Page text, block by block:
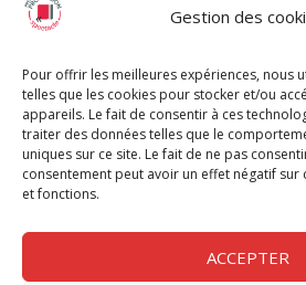
Gestion des
Pour offrir les meilleures expériences, nous
telles que les cookies pour stocker et/ou
appareils. Le fait de consentir à ces
traiter des données telles que le
uniques sur ce site. Le fait de ne pas
consentement peut avoir un effet négatif
et fonctions.
ACCEPTER
Chèque Intermittents
Chèque Compta
Chèque Emploi Spectacle
G-Pods
Profession Audio-visuel